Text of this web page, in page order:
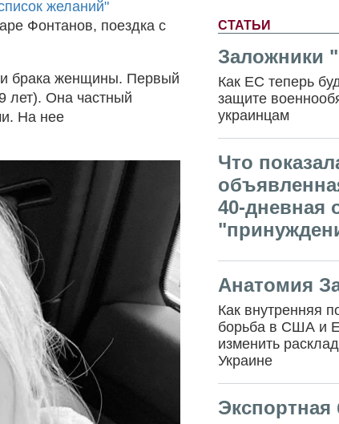
СТАТЬИ
Заложники
Как ЕС теперь
защите
украинцам
Что
40-дневная
Анатомия
Как внутренняя
борьба в США и
изменить
Украине
Экспортная
желаний"
Фонтанов, поездка с
брака женщины. Первый
лет). Она частный
На нее